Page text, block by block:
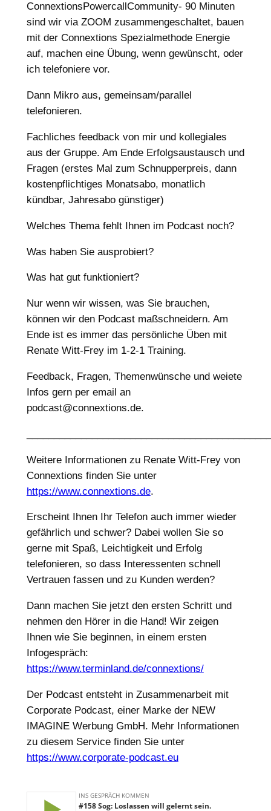
ConnextionsPowercallCommunity- 90 Minuten
sind wir via ZOOM zusammengeschaltet, bauen
mit der Connextions Spezialmethode Energie
auf, machen eine Übung, wenn gewünscht, oder
ich telefoniere vor.
Dann Mikro aus, gemeinsam/parallel
telefonieren.
Fachliches feedback von mir und kollegiales
aus der Gruppe. Am Ende Erfolgsaustausch und
Fragen (erstes Mal zum Schnupperpreis, dann
kostenpflichtiges Monatsabo, monatlich
kündbar, Jahresabo günstiger)
Welches Thema fehlt Ihnen im Podcast noch?
Was haben Sie ausprobiert?
Was hat gut funktioniert?
Nur wenn wir wissen, was Sie brauchen,
können wir den Podcast maßschneidern. Am
Ende ist es immer das persönliche Üben mit
Renate Witt-Frey im 1-2-1 Training.
Feedback, Fragen, Themenwünsche und weiete
Infos gern per email an
podcast@connextions.de.
Weitere Informationen zu Renate Witt-Frey von
Connextions finden Sie unter
https://www.connextions.de.
Erscheint Ihnen Ihr Telefon auch immer wieder
gefährlich und schwer? Dabei wollen Sie so
gerne mit Spaß, Leichtigkeit und Erfolg
telefonieren, so dass Interessenten schnell
Vertrauen fassen und zu Kunden werden?
Dann machen Sie jetzt den ersten Schritt und
nehmen den Hörer in die Hand! Wir zeigen
Ihnen wie Sie beginnen, in einem ersten
Infogespräch:
https://www.terminland.de/connextions/
Der Podcast entsteht in Zusammenarbeit mit
Corporate Podcast, einer Marke der NEW
IMAGINE Werbung GmbH. Mehr Informationen
zu diesem Service finden Sie unter
https://www.corporate-podcast.eu